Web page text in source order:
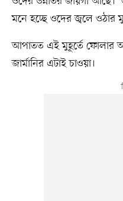
মনে হচ্ছে ওদের জ্বলে ওঠার
আপাতত এই মুহূর্তে ফোলার
জার্মানির এটাই চাওয়া।